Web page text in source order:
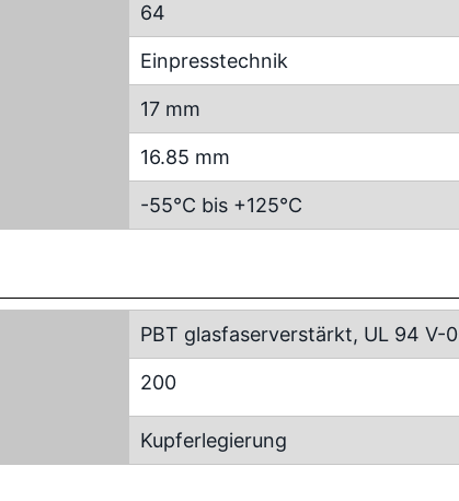
64
Einpresstechnik
17 mm
16.85 mm
-55°C bis +125°C
PBT glasfaserverstärkt, UL 94 V-0
200
Kupferlegierung